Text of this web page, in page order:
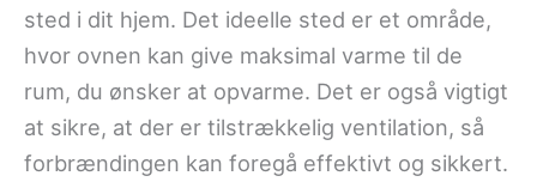
sted i dit hjem. Det ideelle sted er et område,
hvor ovnen kan give maksimal varme til de
rum, du ønsker at opvarme. Det er også vigtigt
at sikre, at der er tilstrækkelig ventilation, så
forbrændingen kan foregå effektivt og sikkert.